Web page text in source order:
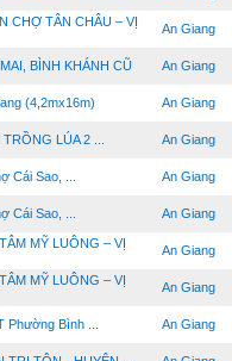
CHỢ TÂN CHÂU – VỊ
An Giang
BÌNH KHÁNH CŨ An Giang
(4,2mx16m) An Giang
LÚA 2 ... An Giang
Cái Sao, ... An Giang
Cái Sao, ... An Giang
MỸ LUÔNG – VỊ
An Giang
MỸ LUÔNG – VỊ
An Giang
Phường Bình ... An Giang